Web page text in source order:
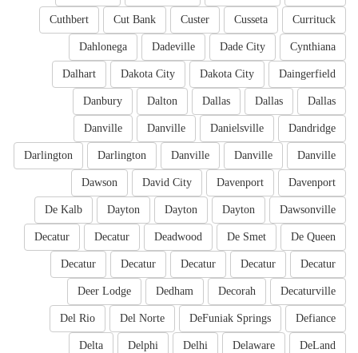
Currituck
Cusseta
Custer
Cut Bank
Cuthbert
Cynthiana
Dade City
Dadeville
Dahlonega
Daingerfield
Dakota City
Dakota City
Dalhart
Dallas
Dallas
Dallas
Dalton
Danbury
Dandridge
Danielsville
Danville
Danville
Danville
Danville
Danville
Darlington
Darlington
Davenport
Davenport
David City
Dawson
Dawsonville
Dayton
Dayton
Dayton
De Kalb
De Queen
De Smet
Deadwood
Decatur
Decatur
Decatur
Decatur
Decatur
Decatur
Decatur
Decaturville
Decorah
Dedham
Deer Lodge
Defiance
DeFuniak Springs
Del Norte
Del Rio
DeLand
Delaware
Delhi
Delphi
Delta